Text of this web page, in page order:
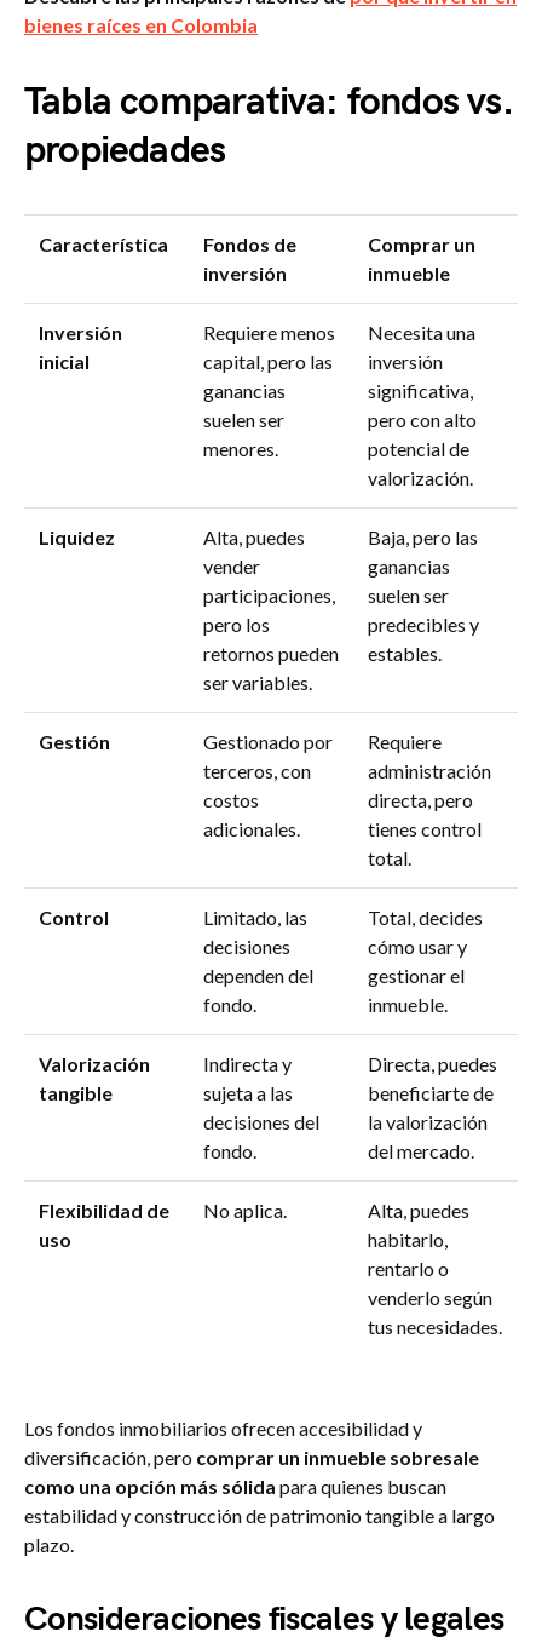
bienes raíces en Colombia
Tabla comparativa: fondos vs.
propiedades
Característica
Fondos de
inversión
Comprar un
inmueble
Inversión
inicial
Requiere menos
capital, pero las
ganancias
suelen ser
menores.
Necesita una
inversión
significativa,
pero con alto
potencial de
valorización.
Liquidez
Alta, puedes
vender
participaciones,
pero los
retornos pueden
ser variables.
Baja, pero las
ganancias
suelen ser
predecibles y
estables.
Gestión
Gestionado por
terceros, con
costos
adicionales.
Requiere
administración
directa, pero
tienes control
total.
Control
Limitado, las
decisiones
dependen del
fondo.
Total, decides
cómo usar y
gestionar el
inmueble.
Valorización
tangible
Indirecta y
sujeta a las
decisiones del
fondo.
Directa, puedes
beneficiarte de
la valorización
del mercado.
Flexibilidad de
uso
No aplica.
Alta, puedes
habitarlo,
rentarlo o
venderlo según
tus necesidades.
Los fondos inmobiliarios ofrecen accesibilidad y
diversificación, pero comprar un inmueble sobresale
como una opción más sólida para quienes buscan
estabilidad y construcción de patrimonio tangible a largo
plazo.
Consideraciones fiscales y legales